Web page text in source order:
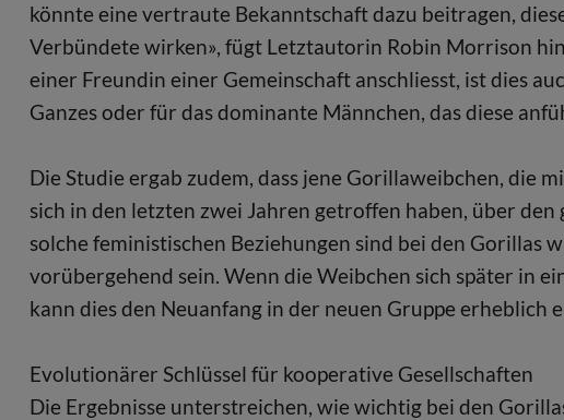
könnte eine vertraute Bekanntschaft dazu beitragen,
Verbündete wirken», fügt Letztautorin Robin Morrison
einer Freundin einer Gemeinschaft anschliesst, ist dies
Ganzes oder für das dominante Männchen, das diese
Die Studie ergab zudem, dass jene Gorillaweibchen, die
sich in den letzten zwei Jahren getroffen haben, über
solche feministischen Beziehungen sind bei den Gorillas
vorübergehend sein. Wenn die Weibchen sich später in
kann dies den Neuanfang in der neuen Gruppe erheblich
Evolutionärer Schlüssel für kooperative Gesellschaften
Die Ergebnisse unterstreichen, wie wichtig bei den